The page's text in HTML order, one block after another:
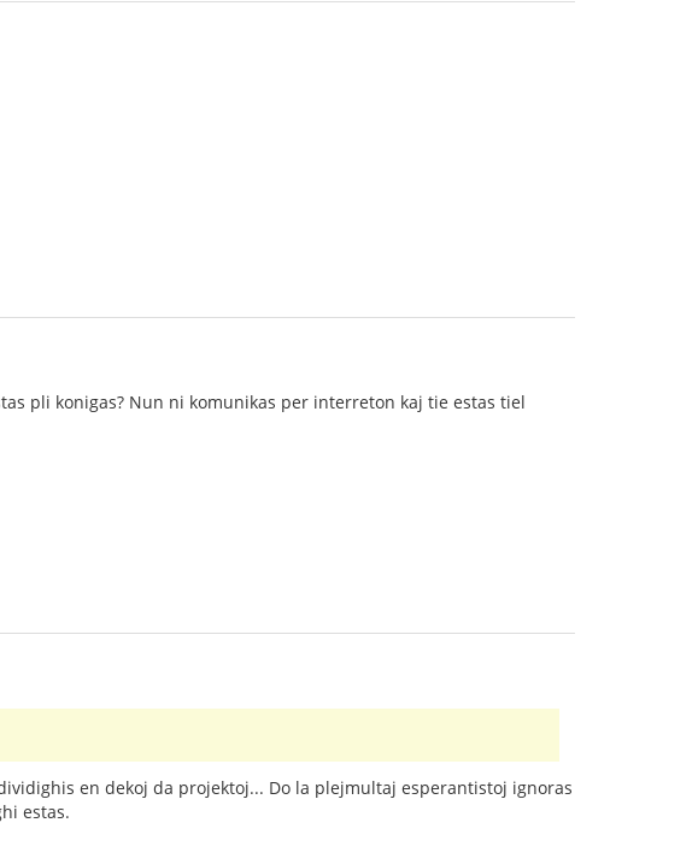
pli konigas? Nun ni komunikas per interreton kaj tie estas tiel
en dekoj da projektoj... Do la plejmultaj esperantistoj ignoras
estas.